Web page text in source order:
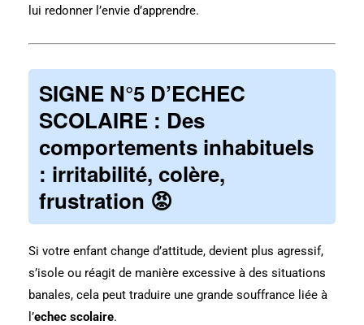
lui redonner l’envie d’apprendre.
SIGNE N°5 D’ECHEC
SCOLAIRE : Des
comportements inhabituels
: irritabilité, colère,
frustration 😡
Si votre enfant change d’attitude, devient plus agressif,
s’isole ou réagit de manière excessive à des situations
banales, cela peut traduire une grande souffrance liée à
l’echec scolaire.